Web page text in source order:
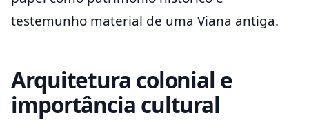
testemunho material de uma Viana antiga.
Arquitetura colonial e
importância cultural